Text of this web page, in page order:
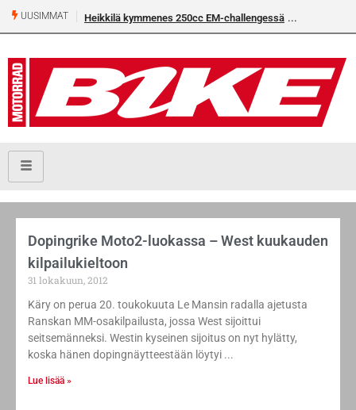
UUSIMMAT Heikkilä kymmenes 250cc EM-challengessä
Dopingrike Moto2-luokassa – West kuukauden
kilpailukieltoon
31 lokakuun, 2012
Käry on perua 20. toukokuuta Le Mansin radalla ajetusta
Ranskan MM-osakilpailusta, jossa West sijoittui
seitsemänneksi. Westin kyseinen sijoitus on nyt hylätty,
koska hänen dopingnäytteestään löytyi
Lue lisää »